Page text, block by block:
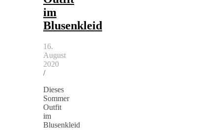
im
Blusenkleid
16.
August
2020
/
Dieses
Sommer
Outfit
im
Blusenkleid